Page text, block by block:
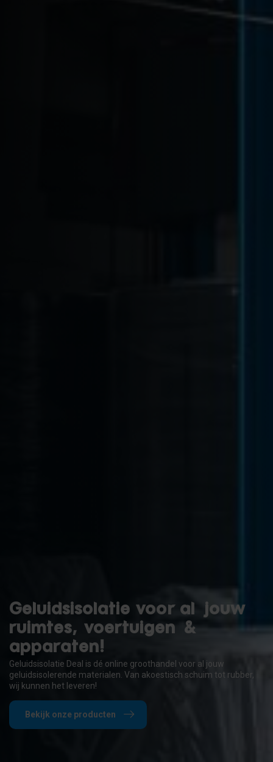
Geluidsisolatie voor al jouw
ruimtes, voertuigen &
apparaten!
Geluidsisolatie Deal is dé online groothandel voor al jouw
geluidsisolerende materialen. Van akoestisch schuim tot rubber,
wij kunnen het leveren!
Bekijk onze producten